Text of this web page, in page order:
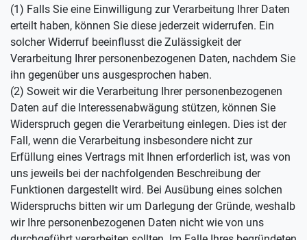
(1) Falls Sie eine Einwilligung zur Verarbeitung Ihrer Daten
erteilt haben, können Sie diese jederzeit widerrufen. Ein
solcher Widerruf beeinflusst die Zulässigkeit der
Verarbeitung Ihrer personenbezogenen Daten, nachdem Sie
ihn gegenüber uns ausgesprochen haben.
(2) Soweit wir die Verarbeitung Ihrer personenbezogenen
Daten auf die Interessenabwägung stützen, können Sie
Widerspruch gegen die Verarbeitung einlegen. Dies ist der
Fall, wenn die Verarbeitung insbesondere nicht zur
Erfüllung eines Vertrags mit Ihnen erforderlich ist, was von
uns jeweils bei der nachfolgenden Beschreibung der
Funktionen dargestellt wird. Bei Ausübung eines solchen
Widerspruchs bitten wir um Darlegung der Gründe, weshalb
wir Ihre personenbezogenen Daten nicht wie von uns